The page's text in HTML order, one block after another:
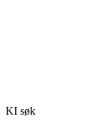
KI søk